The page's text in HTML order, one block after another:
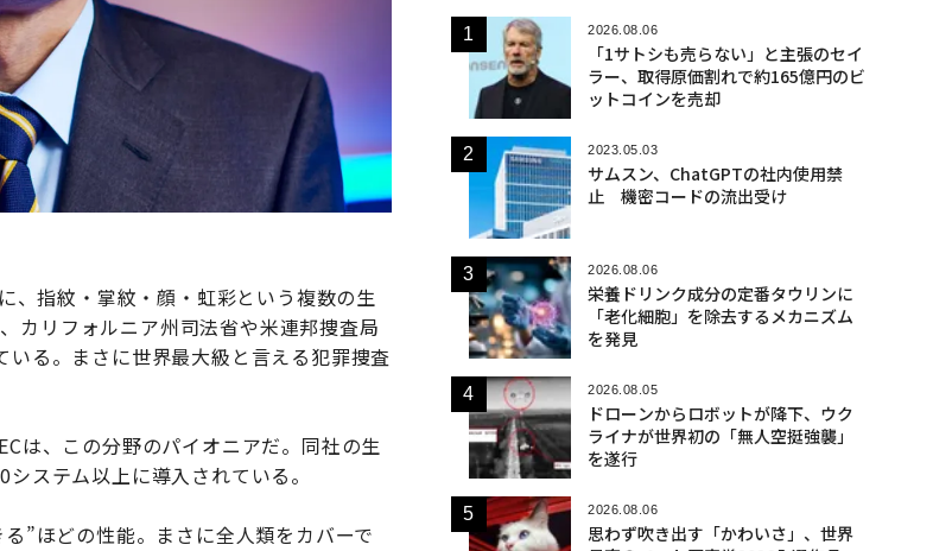
、指紋・掌紋・顔・虹彩という複数の生
カリフォルニア州司法省や米連邦捜査局
いる。まさに世界最大級と言える犯罪捜査
は、この分野のパイオニアだ。同社の生
ステム以上に導入されている。
”ほどの性能。まさに全人類をカバーで
2026.08.06
「1サトシも売らない」と主張のセイ
ラー、取得原価割れで約165億円のビ
ットコインを売却
2023.05.03
サムスン、ChatGPTの社内使用禁
止 機密コードの流出受け
2026.08.06
栄養ドリンク成分の定番タウリンに
「老化細胞」を除去するメカニズム
を発見
2026.08.05
ドローンからロボットが降下、ウク
ライナが世界初の「無人空挺強襲」
を遂行
2026.08.06
思わず吹き出す「かわいさ」、世界